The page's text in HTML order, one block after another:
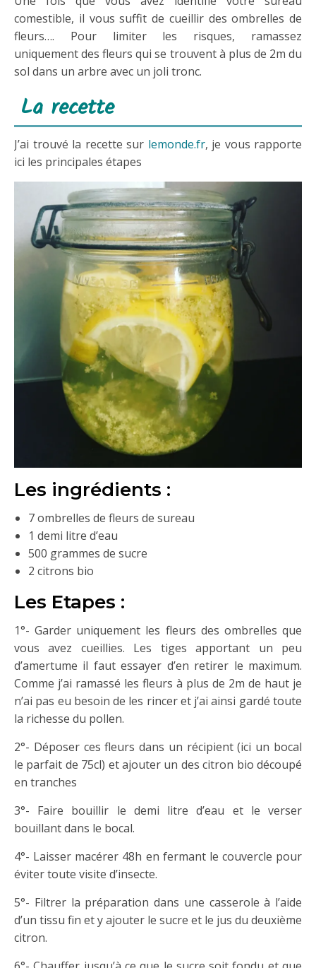
comestible, il vous suffit de cueillir des ombrelles de
fleurs…. Pour limiter les risques, ramassez
uniquement des fleurs qui se trouvent à plus de 2m du
sol dans un arbre avec un joli tronc.
La recette
J’ai trouvé la recette sur lemonde.fr, je vous rapporte
ici les principales étapes
Les ingrédients :
7 ombrelles de fleurs de sureau
1 demi litre d’eau
500 grammes de sucre
2 citrons bio
Les Etapes :
1°- Garder uniquement les fleurs des ombrelles que
vous avez cueillies. Les tiges apportant un peu
d’amertume il faut essayer d’en retirer le maximum.
Comme j’ai ramassé les fleurs à plus de 2m de haut je
n’ai pas eu besoin de les rincer et j’ai ainsi gardé toute
la richesse du pollen.
2°- Déposer ces fleurs dans un récipient (ici un bocal
le parfait de 75cl) et ajouter un des citron bio découpé
en tranches
3°- Faire bouillir le demi litre d’eau et le verser
bouillant dans le bocal.
4°- Laisser macérer 48h en fermant le couvercle pour
éviter toute visite d’insecte.
5°- Filtrer la préparation dans une casserole à l’aide
d’un tissu fin et y ajouter le sucre et le jus du deuxième
citron.